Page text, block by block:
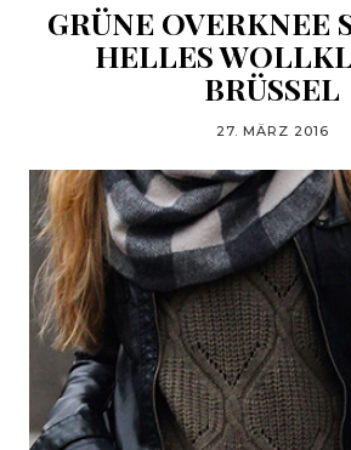
GRÜNE OVERKNEE
HELLES
BRÜSSEL
27. MÄRZ 2016